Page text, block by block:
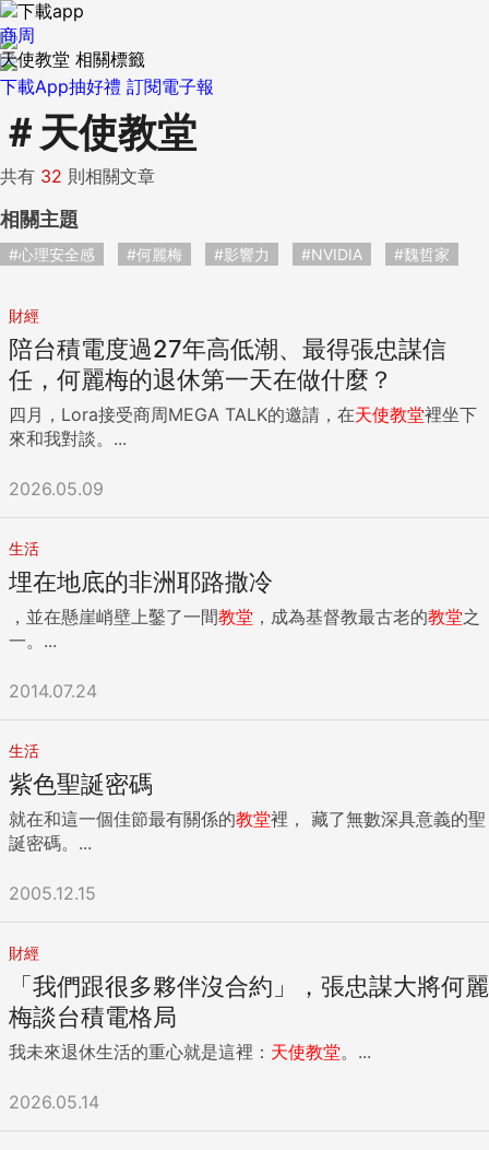
下載App抽好禮 訂閱電子報
商周
天使教堂 相關標籤
＃ 天使教堂
共有 32 則相關文章
相關主題
#心理安全感 #何麗梅 #影響力 #NVIDIA #魏哲家
財經
陪台積電度過27年高低潮、最得張忠謀信
任，何麗梅的退休第一天在做什麼？
四月，Lora接受商周MEGA TALK的邀請，在天使教堂裡坐下
來和我對談。...
2026.05.09
生活
埋在地底的非洲耶路撒冷
，並在懸崖峭壁上鑿了一間教堂 ，成為基督教最古老的教堂之
一。...
2014.07.24
生活
紫色聖誕密碼
就在和這一個佳節最有關係的教堂裡， 藏了無數深具意義的聖
誕密碼。...
2005.12.15
財經
「我們跟很多夥伴沒合約」，張忠謀大將何麗
梅談台積電格局
我未來退休生活的重心就是這裡： 天使教堂。...
2026.05.14